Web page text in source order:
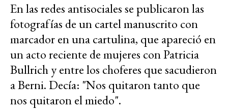
En las redes antisociales se publicaron las
fotografías de un cartel manuscrito con
marcador en una cartulina, que apareció en
un acto reciente de mujeres con Patricia
Bullrich y entre los choferes que sacudieron
a Berni. Decía: "Nos quitaron tanto que
nos quitaron el miedo".